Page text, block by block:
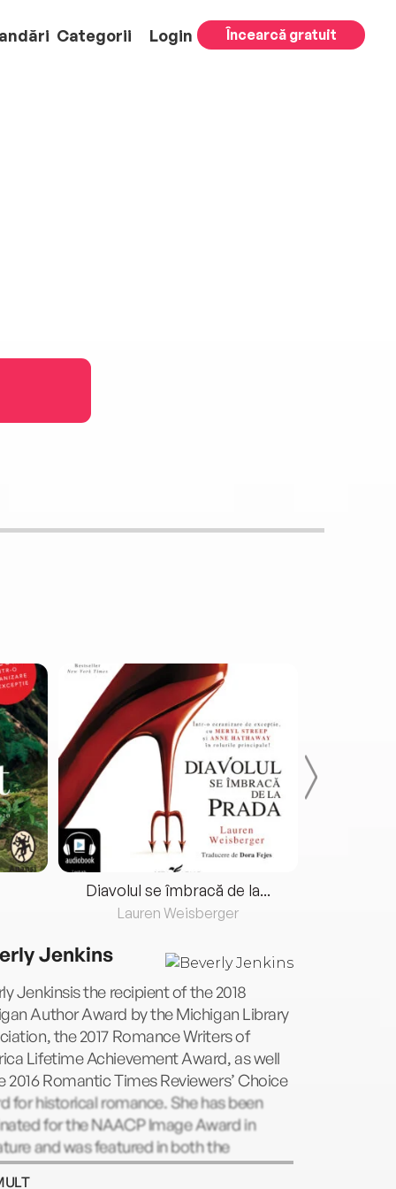
Categorii Login Încearcă gratuit
Diavolul se îmbracă de la...
Lauren Weisberger
Jenkins
Jenkinsis the recipient of the 2018
Author Award by the Michigan Library
the 2017 Romance Writers of
Lifetime Achievement Award, as well
2016 Romantic Times Reviewers’ Choice
for historical romance. She has been
for the NAACP Image Award in
and was featured in both the
Between the Coversand